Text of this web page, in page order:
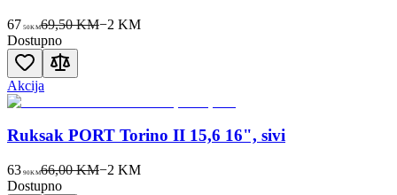
67 50KM69,50 KM−2 KM
Dostupno
Akcija
Ruksak PORT Torino II 15,6 16", sivi
63 90KM66,00 KM−2 KM
Dostupno